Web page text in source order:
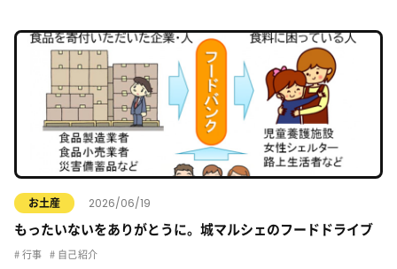
お土産 2026/06/19
もったいないをありがとうに。城マルシェのフードドライブ
行事 自己紹介